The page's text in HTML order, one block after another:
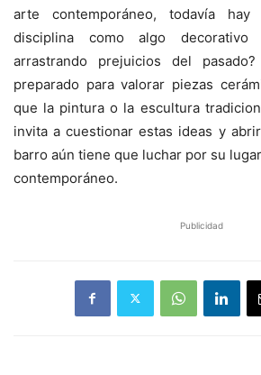
arte contemporáneo, todavía
disciplina como algo
arrastrando prejuicios del
preparado para valorar piezas
que la pintura o la escultura
invita a cuestionar estas ideas y
barro aún tiene que luchar por su
contemporáneo.
Publicidad